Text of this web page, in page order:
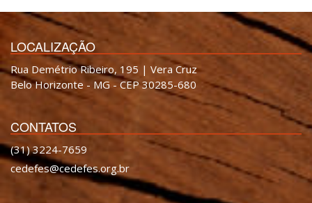
LOCALIZAÇÃO
Rua Demétrio Ribeiro, 195 | Vera Cruz
Belo Horizonte - MG - CEP 30285-680
CONTATOS
(31) 3224-7659
cedefes@cedefes.org.br